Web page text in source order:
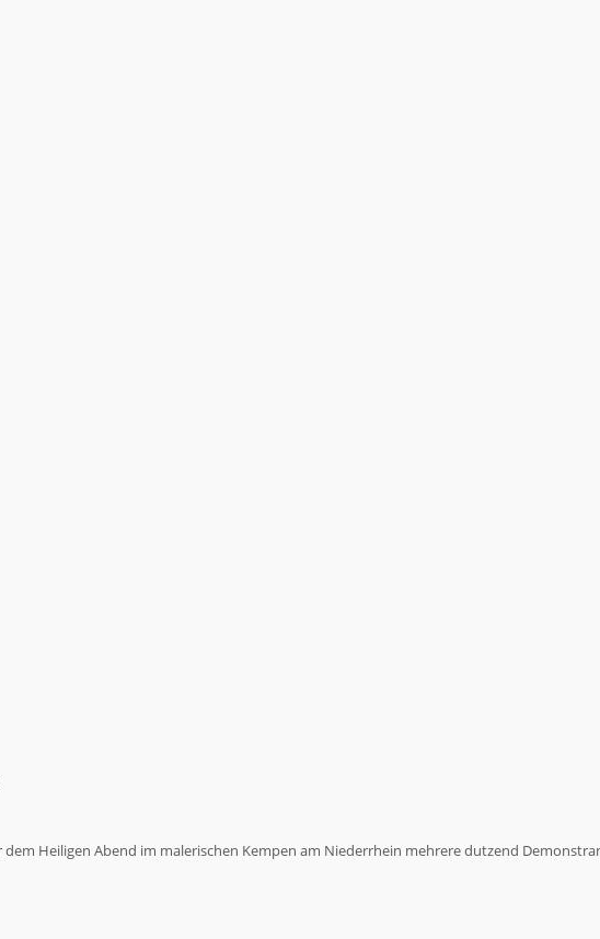
Heiligen Abend im malerischen Kempen am Niederrhein mehrere dutzend